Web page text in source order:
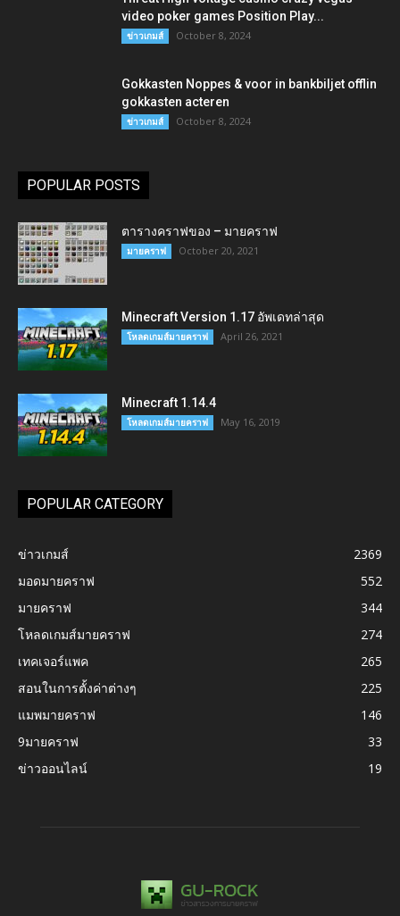
video poker games Position Play...
ข่าวเกมส์ October 8, 2024
Gokkasten Noppes & voor in bankbiljet offlin
gokkasten acteren
ข่าวเกมส์ October 8, 2024
POPULAR POSTS
ตารางคราฟของ – มายคราฟ
มายคราฟ October 20, 2021
Minecraft Version 1.17 อัพเดทล่าสุด
โหลดเกมส์มายคราฟ April 26, 2021
Minecraft 1.14.4
โหลดเกมส์มายคราฟ May 16, 2019
POPULAR CATEGORY
ข่าวเกมส์
2369
มอดมายคราฟ
552
มายคราฟ
344
โหลดเกมส์มายคราฟ
274
เทคเจอร์แพค
265
สอนในการตั้งค่าต่างๆ
225
แมพมายคราฟ
146
9มายคราฟ
33
ข่าวออนไลน์
19